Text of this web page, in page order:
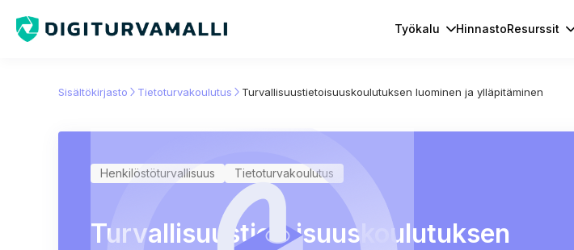
Työkalu HinnastoResurssit
Sisältökirjasto Tietoturvakoulutus Turvallisuustietoisuuskoulutuksen luominen ja ylläpitäminen
Henkilöstöturvallisuus Tietoturvakoulutus
Turvallisuustietoisuuskoulutuksen